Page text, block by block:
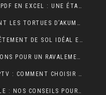
CONVERTIR UN RELEVÉ BANCAIRE PDF EN EXCEL : UNE ÉTAPE CLÉ POUR MIEUX GÉRER SES FINANCES
LES ERREURS À ÉVITER EN VISITANT LES TORTUES D’AKUMAL
POURQUOI LA RÉSINE EST LE REVÊTEMENT DE SOL IDÉAL EN USINE ?
LES DIFFÉRENTS TYPES DE FINITIONS POUR UN RAVALEMENT DE FAÇADE RÉUSSI
SÉLECTION DES ABONNEMENTS IPTV : COMMENT CHOISIR L’OFFRE QUI VOUS CORRESPOND ?
PHOTOS DE GROSSESSE À DOMICILE : NOS CONSEILS POUR UNE SÉANCE INTIMISTE RÉUSSIE !